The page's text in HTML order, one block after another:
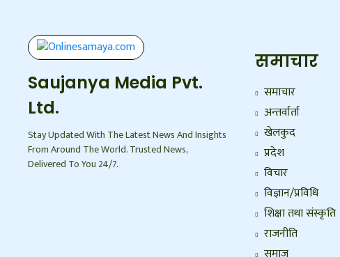
Saujanya Media Pvt.
Ltd.
Stay Updated With The Latest News And Insights
From Around The World. Trusted News,
Delivered To You 24/7.
समाचार
समाचार
अन्तर्वार्ता
खेलकुद
प्रदेश
विचार
विज्ञान/प्रविधि
शिक्षा तथा संस्कृति
राजनीति